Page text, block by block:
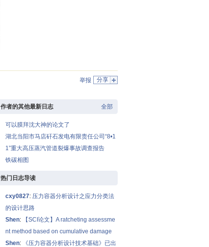
分享
举报
全部
作者的其他最新日志
可以膜拜沈大神的论文了
湖北当阳市马店矸石发电有限责任公司“8•1
1”重大高压蒸汽管道裂爆事故调查报告
铁碳相图
热门日志导读
cxy0827: 压力容器分析设计之应力分类法
的设计思路
Shen:
【SCI论文】A ratcheting assessme
nt method based on cumulative damage
Shen:
《压力容器分析设计技术基础》已出